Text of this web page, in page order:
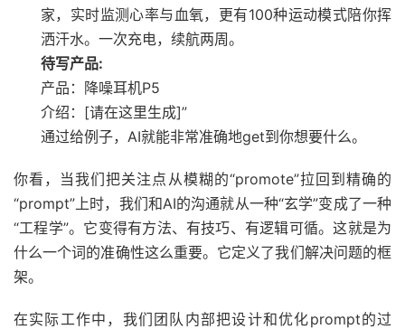
家，实时监测心率与血氧，更有100种运动模式陪你挥
洒汗水。一次充电，续航两周。
待写产品:
产品：降噪耳机P5
介绍：[请在这里生成]”
通过给例子，AI就能非常准确地get到你想要什么。
你看，当我们把关注点从模糊的“promote”拉回到精确的
“prompt”上时，我们和AI的沟通就从一种“玄学”变成了一种
“工程学”。它变得有方法、有技巧、有逻辑可循。这就是为
什么一个词的准确性这么重要。它定义了我们解决问题的框
架。
在实际工作中，我们团队内部把设计和优化prompt的过